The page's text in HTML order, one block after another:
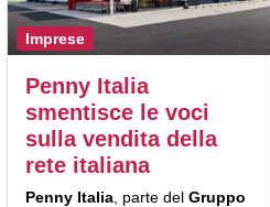
Imprese
Penny Italia
smentisce le voci
sulla vendita della
rete italiana
Penny Italia , parte del Gruppo